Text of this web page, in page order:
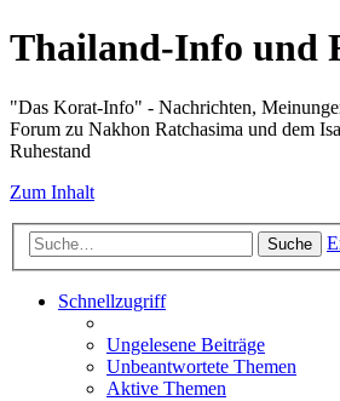
Thailand-Info und
"Das Korat-Info" - Nachrichten,
Forum zu Nakhon Ratchasima und dem
Ruhestand
Zum Inhalt
Suche
Schnellzugriff
Ungelesene Beiträge
Unbeantwortete Themen
Aktive Themen